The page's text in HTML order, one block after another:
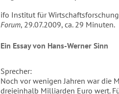
ifo Institut für
Forum, 29.07.2009, ca. 29 Minuten.
Ein Essay von Hans-Werner Sinn
Sprecher:
Noch vor wenigen Jahren war die
dreieinhalb Milliarden Euro wert.